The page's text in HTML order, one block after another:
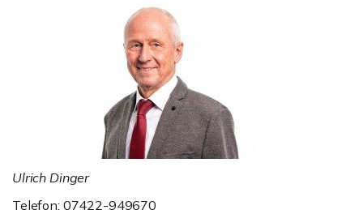
Ulrich Dinger
Telefon: 07422-949670